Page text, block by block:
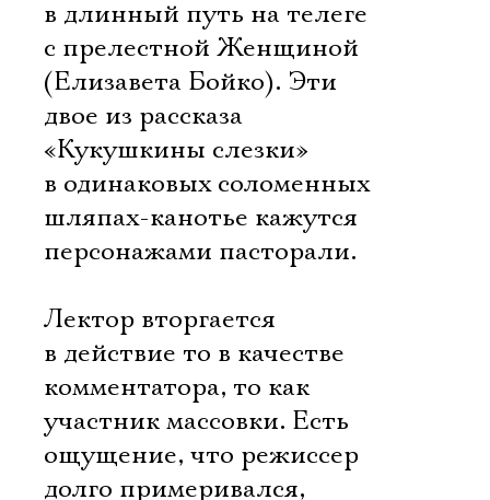
в длинный путь на телеге
с прелестной Женщиной
(Елизавета Бойко). Эти
двое из рассказа
«Кукушкины слезки»
в одинаковых соломенных
шляпах-канотье кажутся
персонажами пасторали.
Лектор вторгается
в действие то в качестве
комментатора, то как
участник массовки. Есть
ощущение, что режиссер
долго примеривался,